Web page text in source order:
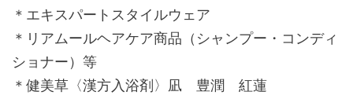
＊エキスパートスタイルウェア
＊リアムールヘアケア商品（シャンプー・コンディ
ショナー）等
＊健美草〈漢方入浴剤〉凪 豊潤 紅蓮